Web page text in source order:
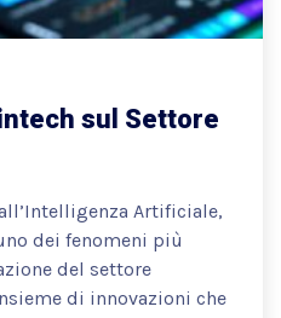
sul Settore
Artificiale,
dei fenomeni più
del settore
di innovazioni che